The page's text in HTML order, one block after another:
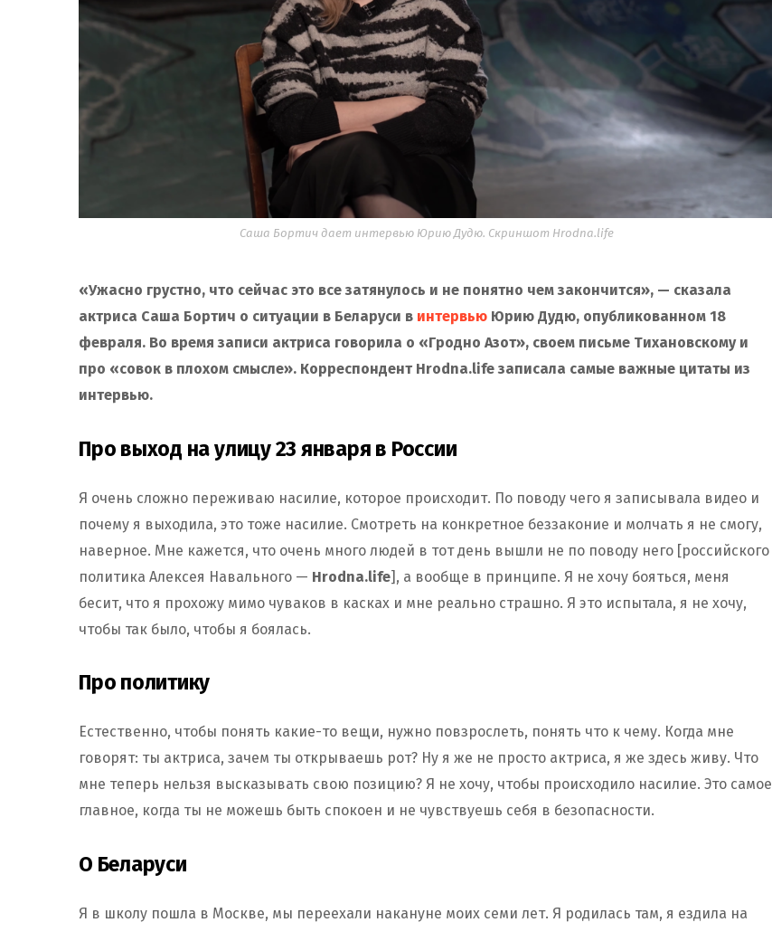
Саша Бортич дает интервью Юрию Дудю. Скриншот Hrodna.life
«Ужасно грустно, что сейчас это все затянулось и не понятно чем закончится», — сказала
актриса Саша Бортич о ситуации в Беларуси в интервью Юрию Дудю, опубликованном 18
февраля. Во время записи актриса говорила о «Гродно Азот», своем письме Тихановскому и
про «совок в плохом смысле». Корреспондент Hrodna.life записала самые важные цитаты из
интервью.
Про выход на улицу 23 января в России
Я очень сложно переживаю насилие, которое происходит. По поводу чего я записывала видео и
почему я выходила, это тоже насилие. Смотреть на конкретное беззаконие и молчать я не смогу,
наверное. Мне кажется, что очень много людей в тот день вышли не по поводу него [российского
политика Алексея Навального — Hrodna.life], а вообще в принципе. Я не хочу бояться, меня
бесит, что я прохожу мимо чуваков в касках и мне реально страшно. Я это испытала, я не хочу,
чтобы так было, чтобы я боялась.
Про политику
Естественно, чтобы понять какие-то вещи, нужно повзрослеть, понять что к чему. Когда мне
говорят: ты актриса, зачем ты открываешь рот? Ну я же не просто актриса, я же здесь живу. Что
мне теперь нельзя высказывать свою позицию? Я не хочу, чтобы происходило насилие. Это самое
главное, когда ты не можешь быть спокоен и не чувствуешь себя в безопасности.
О Беларуси
Я в школу пошла в Москве, мы переехали накануне моих семи лет. Я родилась там, я ездила на